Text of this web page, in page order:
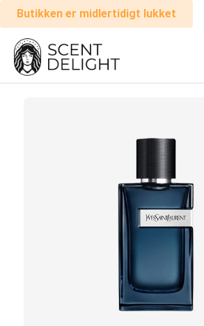
Butikken er midlertidigt lukket
Alle
parfumer